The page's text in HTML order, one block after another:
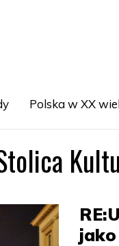
Polska w XX